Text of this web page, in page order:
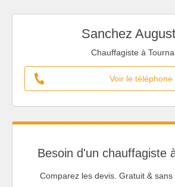
Sanchez
Chauffagiste à
Voir le téléphone
Besoin d'un chauffagiste
Comparez les devis. Gratuit &